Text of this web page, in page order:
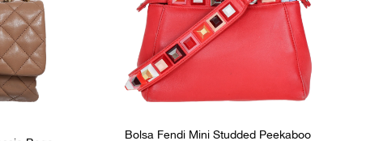
Bolsa Fendi Mini Studded Peekaboo